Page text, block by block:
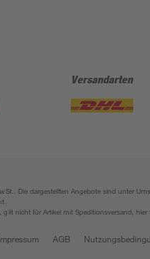
Versandarten
Die dargestellten Angebote sind unter
nicht für Artikel mit Speditionsversand, hier
AGB